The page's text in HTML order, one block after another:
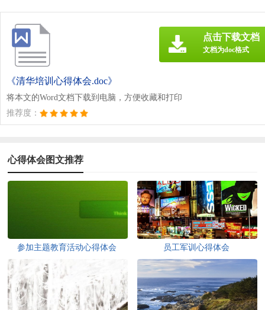
《清华培训心得体会.doc》
将本文的Word文档下载到电脑，方便收藏和打印
推荐度：
点击下载文档
文档为doc格式
心得体会图文推荐
参加主题教育活动心得体会 员工军训心得体会